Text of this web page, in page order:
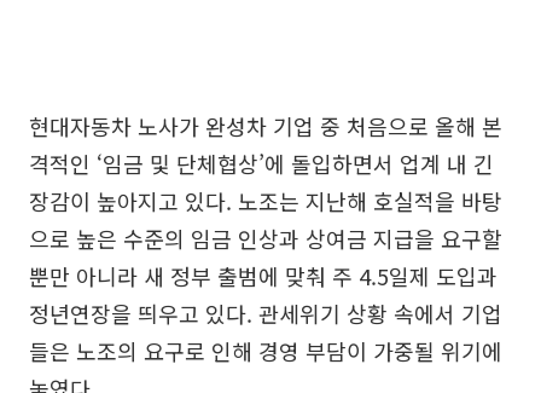
현대자동차 노사가 완성차 기업 중 처음으로 올해 본
격적인 ‘임금 및 단체협상’에 돌입하면서 업계 내 긴
장감이 높아지고 있다. 노조는 지난해 호실적을 바탕
으로 높은 수준의 임금 인상과 상여금 지급을 요구할
뿐만 아니라 새 정부 출범에 맞춰 주 4.5일제 도입과
정년연장을 띄우고 있다. 관세위기 상황 속에서 기업
들은 노조의 요구로 인해 경영 부담이 가중될 위기에